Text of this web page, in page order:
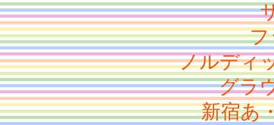
フ
ノルディ
グラ
新宿あ